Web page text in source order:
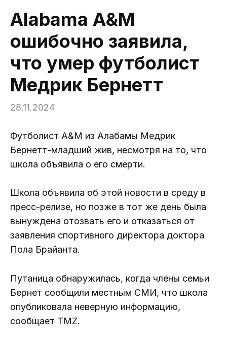
Alabama A&M
ошибочно заявила,
что умер футболист
Медрик Бернетт
28.11.2024
Футболист A&M из Алабамы Медрик
Бернетт-младший жив, несмотря на то, что
школа объявила о его смерти.
Школа объявила об этой новости в среду в
пресс-релизе, но позже в тот же день была
вынуждена отозвать его и отказаться от
заявления спортивного директора доктора
Пола Брайанта.
Путаница обнаружилась, когда члены семьи
Бернет сообщили местным СМИ, что школа
опубликовала неверную информацию,
сообщает TMZ.